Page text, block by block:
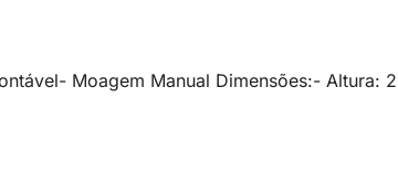
Moagem Manual Dimensões:- Altura: